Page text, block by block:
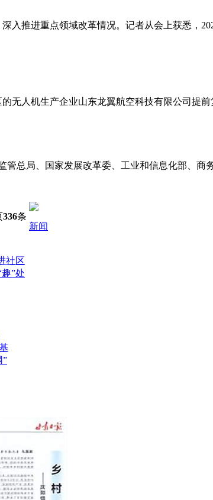
推进重点领域改革情况。记者从会上获悉，
无人机生产企业山东龙翼航空科技有限公司提
总局、国家发展改革委、工业和信息化部、
336条
新闻
社区
”处
”